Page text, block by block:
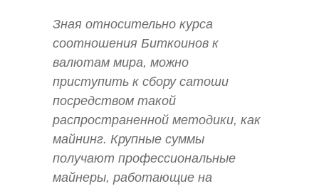
Зная относительно курса
соотношения Биткоинов к
валютам мира, можно
приступить к сбору сатоши
посредством такой
распространенной методики, как
майнинг. Крупные суммы
получают профессиональные
майнеры, работающие на